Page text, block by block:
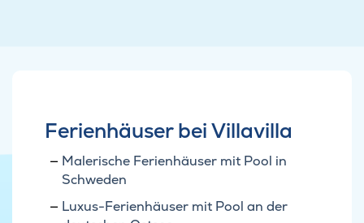
Ferienhäuser bei Villavilla
Malerische Ferienhäuser mit Pool in
Schweden
Luxus-Ferienhäuser mit Pool an der